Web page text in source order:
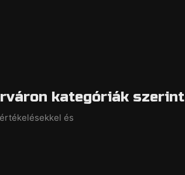
kategóriák szerint
és